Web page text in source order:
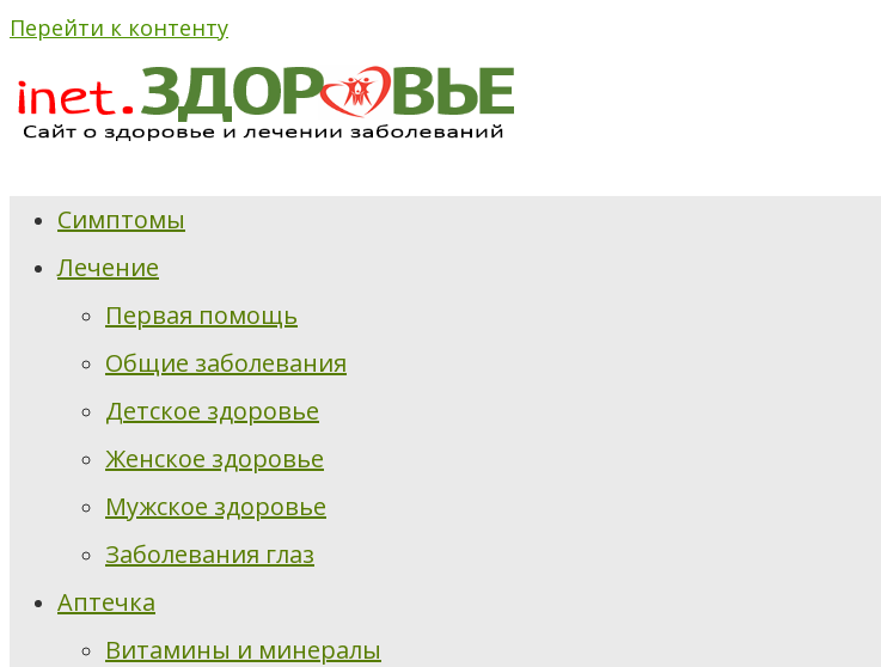
Перейти к контенту
Симптомы
Лечение
Первая помощь
Общие заболевания
Детское здоровье
Женское здоровье
Мужское здоровье
Заболевания глаз
Аптечка
Витамины и минералы